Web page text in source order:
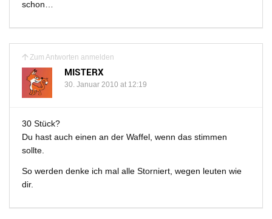
schon…
Zum Antworten anmelden
MISTERX
30. Januar 2010 at 12:19
30 Stück?
Du hast auch einen an der Waffel, wenn das stimmen
sollte.
So werden denke ich mal alle Storniert, wegen leuten wie
dir.